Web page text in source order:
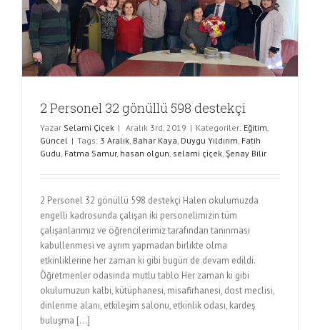
2 Personel 32 gönüllü 598 destekçi
Yazar Selami Çiçek | Aralık 3rd, 2019 | Kategoriler: Eğitim,
Güncel | Tags: 3 Aralık, Bahar Kaya, Duygu Yıldırım, Fatih
Gudu, Fatma Samur, hasan olgun, selami çiçek, Şenay Bilir
2 Personel 32 gönüllü 598 destekçi Halen okulumuzda
engelli kadrosunda çalışan iki personelimizin tüm
çalışanlarımız ve öğrencilerimiz tarafından tanınması
kabullenmesi ve ayrım yapmadan birlikte olma
etkinliklerine her zaman ki gibi bugün de devam edildi.
Öğretmenler odasında mutlu tablo Her zaman ki gibi
okulumuzun kalbi, kütüphanesi, misafirhanesi, dost meclisi,
dinlenme alanı, etkileşim salonu, etkinlik odası, kardeş
buluşma [...]